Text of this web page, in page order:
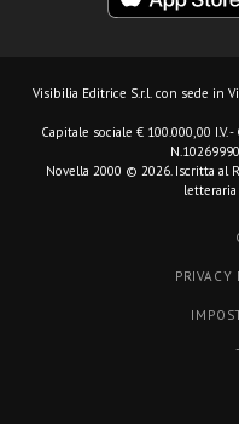
Visibilia Editrice S.r.l. con sede in
Capitale sociale € 100.000,00 I.V.
Novella 2000 © 2026. Iscritta al
PRIVACY